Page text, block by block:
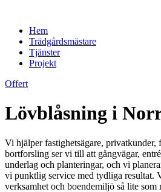
Hem
Trädgårdsmästare
Tjänster
Projekt
Offert
Lövblåsning i
Vi hjälper fastighetsägare,
bortforsling ser vi till att gångvägar,
underlag och planteringar, och vi
vi punktlig service med tydliga resultat.
verksamhet och boendemiljö så lite som